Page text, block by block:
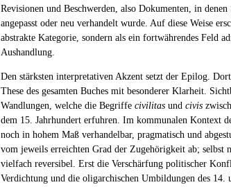
Revisionen und Beschwerden, also Dokumenten, in denen
angepasst oder neu verhandelt wurde. Auf diese Weise
abstrakte Kategorie, sondern als ein fortwährendes Feld
Aushandlung.
Den stärksten interpretativen Akzent setzt der Epilog.
These des gesamten Buches mit besonderer Klarheit.
Wandlungen, welche die Begriffe civilitas und civis
dem 15. Jahrhundert erfuhren. Im kommunalen Kontext
noch in hohem Maß verhandelbar, pragmatisch und
vom jeweils erreichten Grad der Zugehörigkeit ab; selbst
vielfach reversibel. Erst die Verschärfung politischer
Verdichtung und die oligarchischen Umbildungen des 14.